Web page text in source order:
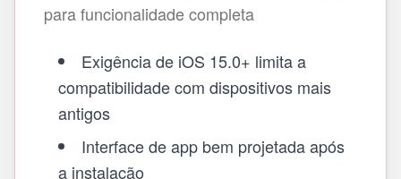
para funcionalidade completa
Exigência de iOS 15.0+ limita a
compatibilidade com dispositivos mais
antigos
Interface de app bem projetada após
a instalação